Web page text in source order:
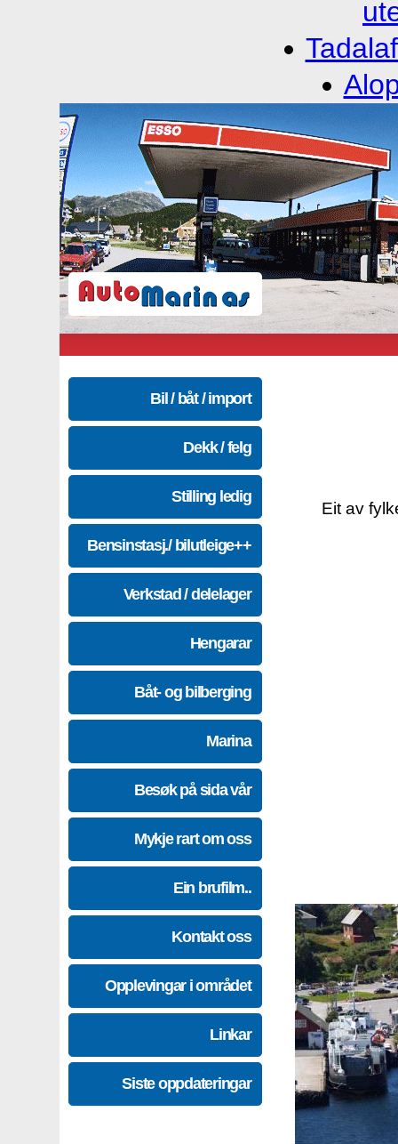
Bil / båt / import
Dekk / felg
Stilling ledig
Bensinstasj./ bilutleige++
Verkstad / delelager
Hengarar
Båt- og bilberging
Marina
Besøk på sida vår
Mykje rart om oss
Ein brufilm..
Kontakt oss
Opplevingar i området
Linkar
Siste oppdateringar
Eit av